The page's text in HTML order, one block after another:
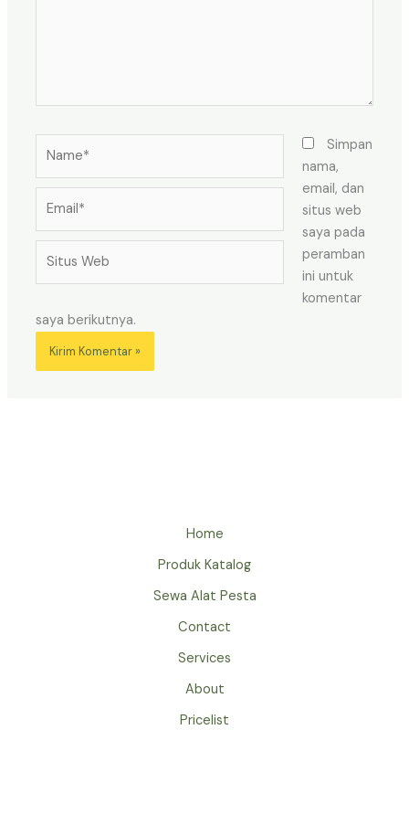
Web
Simpan
nama,
email, dan
situs web
saya pada
peramban
ini untuk
komentar
saya berikutnya.
Home
Produk Katalog
Sewa Alat Pesta
Contact
Services
About
Pricelist